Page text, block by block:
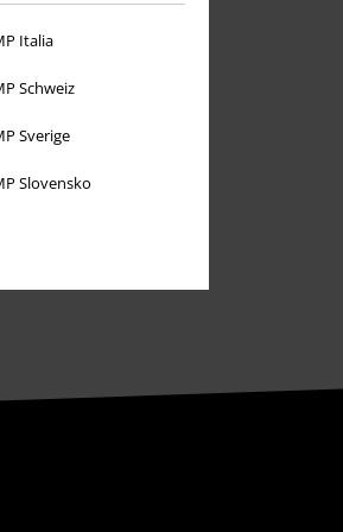
Italia
Schweiz
Sverige
Slovensko